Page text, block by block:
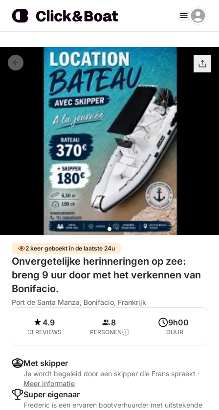
2 keer geboekt in de laatste 24u
Onvergetelijke herinneringen op zee:
breng 9 uur door met het verkennen van
Bonifacio.
Port de Santa Manza, Bonifacio, Frankrijk
4.9
13 REVIEWS
8
PERSONEN
9h00
DUUR
Met skipper
Je wordt begeleid door een skipper die Frans spreekt ·
Meer informatie
Super eigenaar
Frederic is een ervaren bootverhuurder met uitstekende